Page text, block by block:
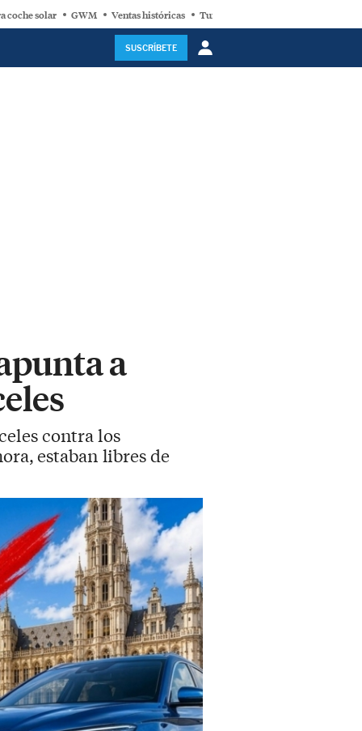
coche solar GWM Ventas históricas Turbina eólica
SUSCRÍBETE
a
contra los
estaban libres de